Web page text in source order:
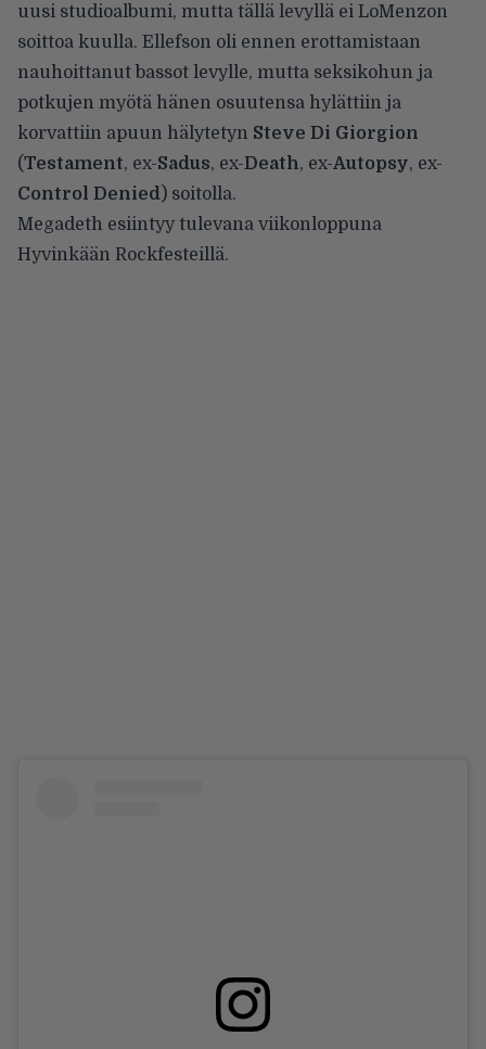
uusi studioalbumi, mutta tällä levyllä ei LoMenzon
soittoa kuulla. Ellefson oli ennen erottamistaan
nauhoittanut bassot levylle, mutta seksikohun ja
potkujen myötä hänen osuutensa hylättiin ja
korvattiin apuun hälytetyn Steve Di Giorgion
(Testament, ex-Sadus, ex-Death, ex-Autopsy, ex-
Control Denied) soitolla.
Megadeth esiintyy tulevana viikonloppuna
Hyvinkään Rockfesteillä.